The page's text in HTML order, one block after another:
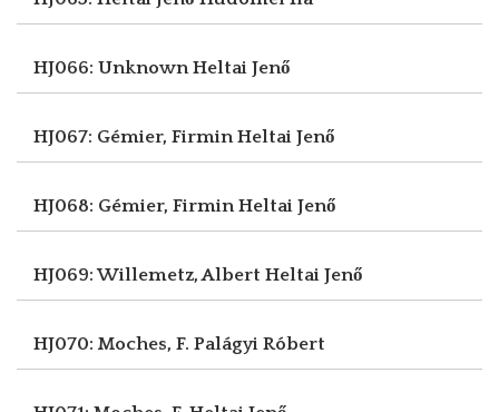
HJ066: UnknownHeltai Jenő
HJ067: Gémier, FirminHeltai Jenő
HJ068: Gémier, FirminHeltai Jenő
HJ069: Willemetz, Albert Heltai Jenő
HJ070: Moches, F. Palágyi Róbert